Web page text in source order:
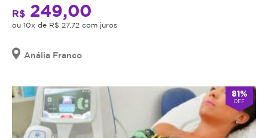
R$ 249,00
ou 10x de R$ 27,72 com juros
Anália Franco
81%
OFF